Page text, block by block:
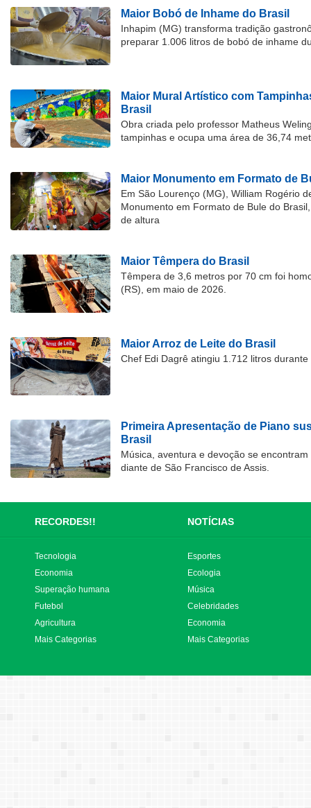
Maior Bobó de Inhame do Brasil
Inhapim (MG) transforma tradição
preparar 1.006 litros de bobó de inhame
Maior Mural Artístico com
Brasil
Obra criada pelo professor Matheus
tampinhas e ocupa uma área de 36,74
Maior Monumento em Formato de
Em São Lourenço (MG), William Rogério
Monumento em Formato de Bule do
de altura
Maior Têmpera do Brasil
Têmpera de 3,6 metros por 70 cm foi
(RS), em maio de 2026.
Maior Arroz de Leite do Brasil
Chef Edi Dagrê atingiu 1.712 litros
Primeira Apresentação de Piano
Brasil
Música, aventura e devoção se
diante de São Francisco de Assis.
RECORDES!! NOTÍCIAS
Tecnologia
Economia
Superação humana
Futebol
Agricultura
Mais Categorias
Esportes
Ecologia
Música
Celebridades
Economia
Mais Categorias